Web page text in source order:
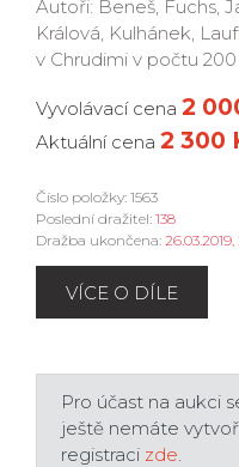
Autoři: Beneš, Fuchs,
Králová, Kulhánek,
v Chrudimi v počtu
Vyvolávací cena 2
Aktuální cena 2 300
Číslo položky: 1563
Poslední dražitel: 138
Dražba ukončena: 26.03.2019,
VÍCE O DÍLE
Pro účast na aukci
ještě nemáte
registraci zde